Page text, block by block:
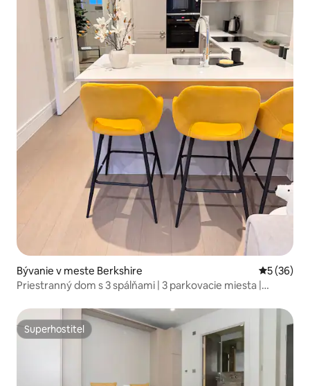
Bývanie v meste Berkshire
5 (36)
Priestranný dom s 3 spálňami | 3 parkovacie miesta |
Superhostiteľ
Superhostiteľ